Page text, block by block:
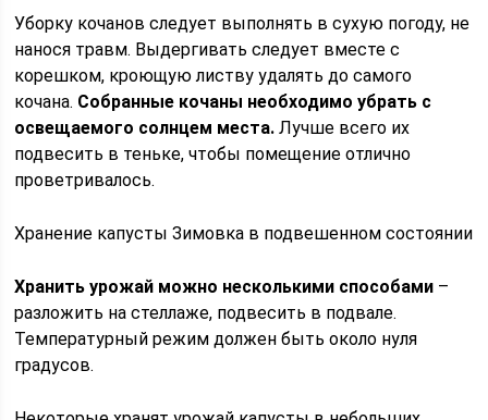
Уборку кочанов следует выполнять в сухую погоду, не
нанося травм. Выдергивать следует вместе с
корешком, кроющую листву удалять до самого
кочана. Собранные кочаны необходимо убрать с
освещаемого солнцем места. Лучше всего их
подвесить в теньке, чтобы помещение отлично
проветривалось.
Хранение капусты Зимовка в подвешенном состоянии
Хранить урожай можно несколькими способами –
разложить на стеллаже, подвесить в подвале.
Температурный режим должен быть около нуля
градусов.